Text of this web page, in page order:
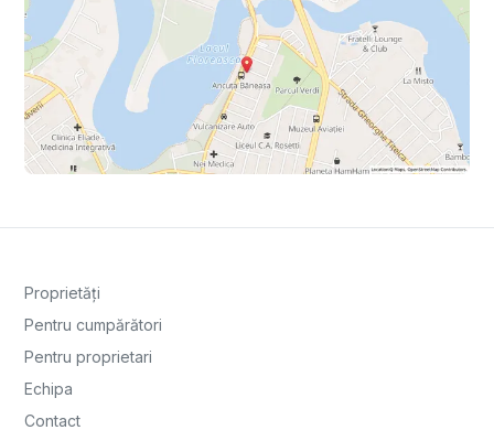
Proprietăți
Pentru cumpărători
Pentru proprietari
Echipa
Contact